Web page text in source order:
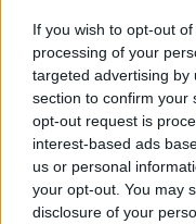
If you wish to opt-out
processing of your
targeted advertising by
section to confirm your
opt-out request is
interest-based ads
us or personal
your opt-out. You may
disclosure of your
entre autres.
Lesfans de
connaître le centre
de-Vedas:Warm
expérience
réelle d'une